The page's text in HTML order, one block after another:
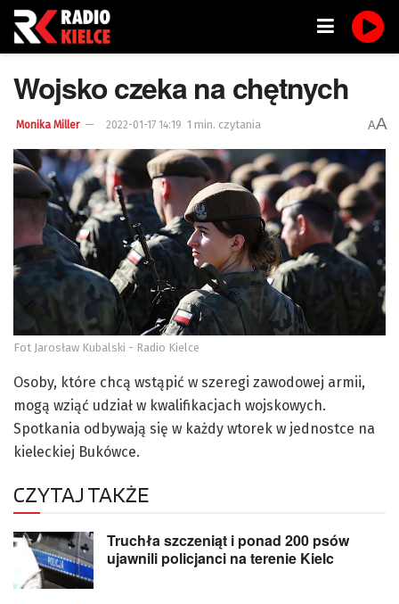
Wojsko czeka na chętnych
Monika Miller 2022-01-17 14:19 1 min. czytania AA
Fot Jarosław Kubalski - Radio Kielce
Osoby, które chcą wstąpić w szeregi zawodowej armii,
mogą wziąć udział w kwalifikacjach wojskowych.
Spotkania odbywają się w każdy wtorek w jednostce na
kieleckiej Bukówce.
CZYTAJ TAKŻE
Truchła szczeniąt i ponad 200 psów
ujawnili policjanci na terenie Kielc